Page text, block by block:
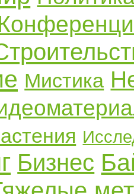
Мистика
Бизнес